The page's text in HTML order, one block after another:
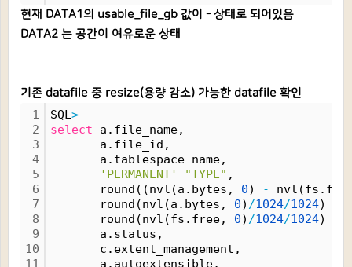
현재 DATA1의 usable_file_gb 값이 - 상태로 되어있음
DATA2 는 공간이 여유로운 상태
기존 datafile 중 resize(용량 감소) 가능한 datafile 확인
1
2
3
4
5
6
7
8
9
10
11
SQL>
select a.file_name,
a.file_id,
a.tablespace_name,
'PERMANENT'
"TYPE" ,
round((nvl(a.bytes, 0) -
round(nvl(a.bytes, 0) /1024/1024)
round(nvl(fs.free, 0) /1024/1024)
a.status,
c.extent_management,
a.autoextensible,